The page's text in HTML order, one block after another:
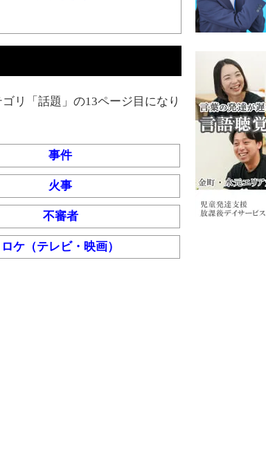
リ「話題」の13ページ目になり
事件
火事
不審者
ロケ（テレビ・映画）